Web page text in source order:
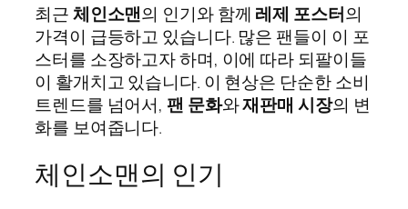
최근체인소맨의 인기와 함께 레제 포스터의
가격이 급등하고 있습니다. 많은 팬들이 이 포
스터를 소장하고자 하며, 이에 따라 되팔이들
이 활개치고 있습니다. 이 현상은 단순한 소비
트렌드를 넘어서, 팬 문화와재판매 시장의 변
화를 보여줍니다.
체인소맨의 인기